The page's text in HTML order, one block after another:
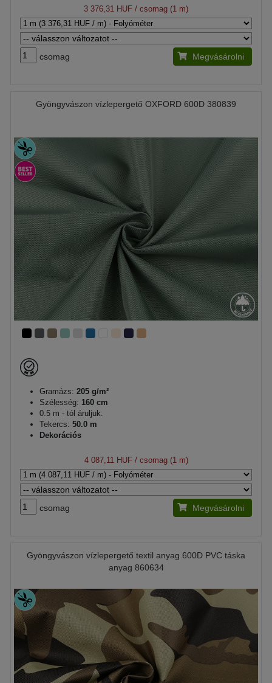
3 376,31 HUF / csomag (1 m)
csomag Megvásárolni
Gyöngyvászon vízlepergető OXFORD 600D 380839
Gramázs: 205 g/m²
Szélesség: 160 cm
0.5 m - tól áruljuk.
Tekercs: 50.0 m
Dekorációs
4 087,11 HUF/ csomag (1 m)
csomag Megvásárolni
Gyöngyvászon vízlepergető textil anyag 600D PVC táska
anyag 860634